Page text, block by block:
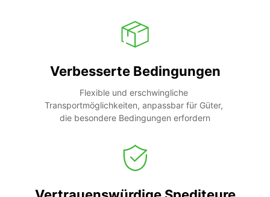
Verbesserte Bedingungen
Flexible und erschwingliche
Transportmöglichkeiten, anpassbar für Güter,
die besondere Bedingungen erfordern